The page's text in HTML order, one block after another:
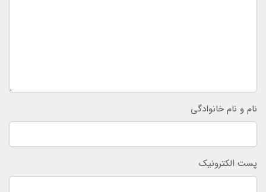
نام و نام خانوادگی
پست الکترونیک